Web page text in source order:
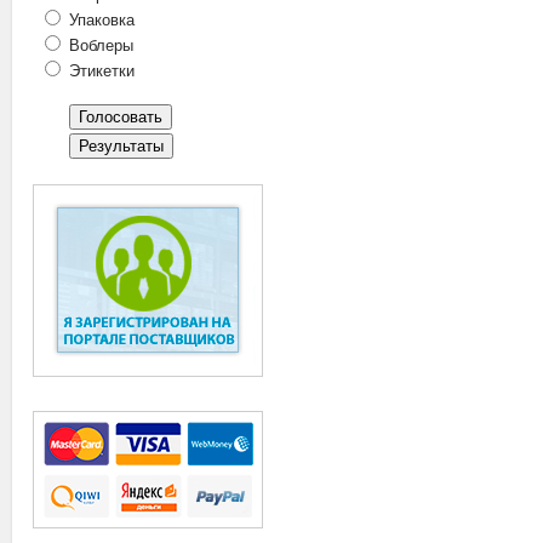
Упаковка
Воблеры
Этикетки